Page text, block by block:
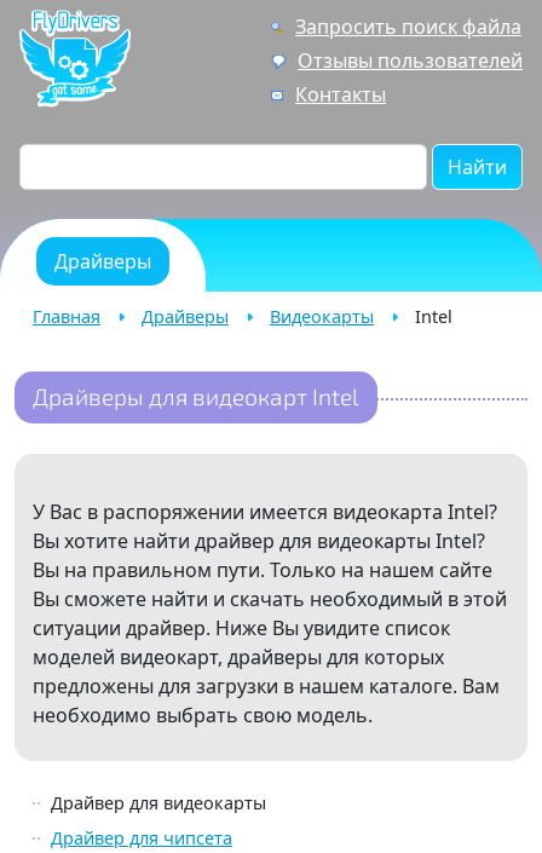
Запросить поиск файла
Отзывы пользователей
Контакты
Найти
Драйверы
Главная Драйверы Видеокарты Intel
Драйверы для видеокарт Intel
У Вас в распоряжении имеется видеокарта Intel?
Вы хотите найти драйвер для видеокарты Intel?
Вы на правильном пути. Только на нашем сайте
Вы сможете найти и скачать необходимый в этой
ситуации драйвер. Ниже Вы увидите список
моделей видеокарт, драйверы для которых
предложены для загрузки в нашем каталоге. Вам
необходимо выбрать свою модель.
Драйвер для видеокарты
Драйвер для чипсета